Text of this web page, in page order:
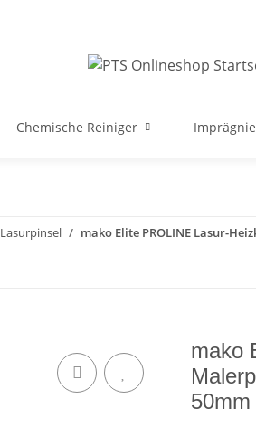
Chemische Reiniger
Lasurpinsel mako Elite PROLINE Lasur-
mako
50mm